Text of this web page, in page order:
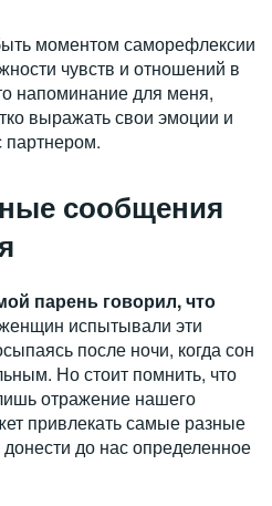
моментом саморефлексии
чувств и отношений в
напоминание для меня,
выражать свои эмоции и
сообщения
парень говорил, что
испытывали эти
после ночи, когда сон
Но стоит помнить, что
отражение нашего
привлекать самые разные
до нас определенное